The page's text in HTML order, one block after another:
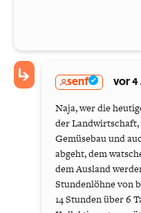
senf vor 4
Naja, wer die
der
Gemüsebau und
abgeht, dem
dem Ausland
Stundenlöhne von
14 Stunden über 6